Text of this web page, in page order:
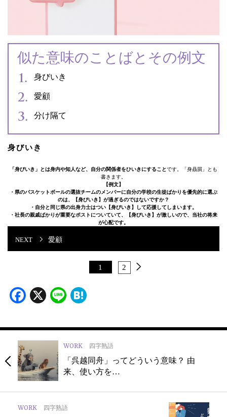
似た意味のことばとその例文
身びいき
愛顧
分け隔て
身びいき
「身びいき」とは身内や知人など、自分の関係者をひいきにすることです。「身贔屓」とも
書きます。
【例文】
・県のバスケットボールの選抜チームのメンバーに自分の学校の生徒ばかりを優先的に選ぶ
のは、【身びいき】が過ぎるのではないですか？
・自分と同じ県の出身力士はつい【身びいき】して応援してしまいます。
・社長の親戚ばかりが重要なポストについていて、【身びいき】が激しいので、当社の将来
が心配です。
愛顧
1 2
Facebook
X Line
WORK 四字熟語
「呉越同舟」ってどういう意味？ 由
来、使い方を…
WORK 四字熟語